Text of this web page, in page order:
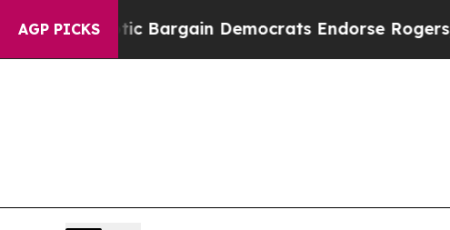
AGP PICKS
Patriotic Bargain Democrats Endorse Rogers,